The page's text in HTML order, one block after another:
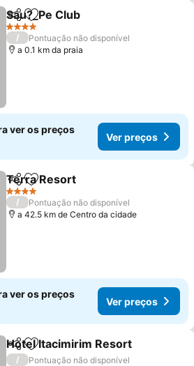
PartilharAdicionar aos favoritos
Sau?_Pe Club
4 Estrelas
/
Pontuação não disponível
a 0.1 km da praia
ver os preços
Ver preços
PartilharAdicionar aos favoritos
Terra Resort
4 Estrelas
/
Pontuação não disponível
a 42.5 km de Centro da cidade
ver os preços
Ver preços
PartilharAdicionar aos favoritos
Hotel Itacimirim Resort
/
Pontuação não disponível